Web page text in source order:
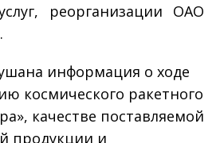
реорганизации ОАО
информация о ходе
космического ракетного
качестве поставляемой
продукции и